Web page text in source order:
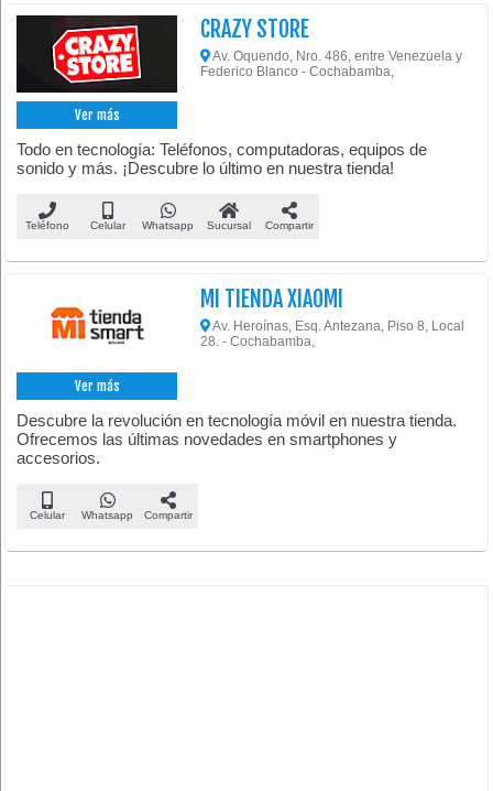
Ver más
CRAZY STORE
Av. Oquendo, Nro. 486, entre Venezuela y
Federico Blanco - Cochabamba,
Todo en tecnología: Teléfonos, computadoras, equipos de
sonido y más. ¡Descubre lo último en nuestra tienda!
Teléfono Celular Whatsapp Sucursal Compartir
Ver más
MI TIENDA XIAOMI
Av. Heroínas, Esq. Antezana, Piso 8, Local
28. - Cochabamba,
Descubre la revolución en tecnología móvil en nuestra tienda.
Ofrecemos las últimas novedades en smartphones y
accesorios.
Celular Whatsapp Compartir